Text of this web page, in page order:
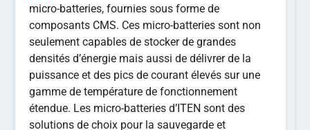
micro-batteries, fournies sous forme de
composants CMS. Ces micro-batteries sont non
seulement capables de stocker de grandes
densités d’énergie mais aussi de délivrer de la
puissance et des pics de courant élevés sur une
gamme de température de fonctionnement
étendue. Les micro-batteries d’ITEN sont des
solutions de choix pour la sauvegarde et